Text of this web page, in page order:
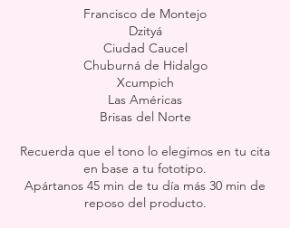
Francisco de Montejo
Dzityá
Ciudad Caucel
Chuburná de Hidalgo
Xcumpich
Las Américas
Brisas del Norte
Recuerda que el tono lo elegimos en tu cita
en base a tu fototipo.
Apártanos 45 min de tu día más 30 min de
reposo del producto.